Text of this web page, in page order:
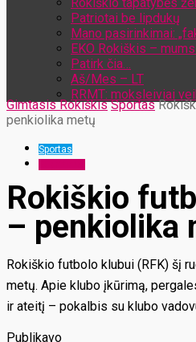
Patriotai be lipdukų
Mano pasirinkimai:
EKO Rokiškis –
Patirk čia…
Aš/Mes – LT
RRMT: moksleiviai
Gimtasis Rokiškis Sportas
penkiolika metų
Sportas
Rokiškio
– penkiolika
Rokiškio futbolo klubui (RFK) šį
metų. Apie klubo įkūrimą,
ir ateitį – pokalbis su klubo
Publikavo